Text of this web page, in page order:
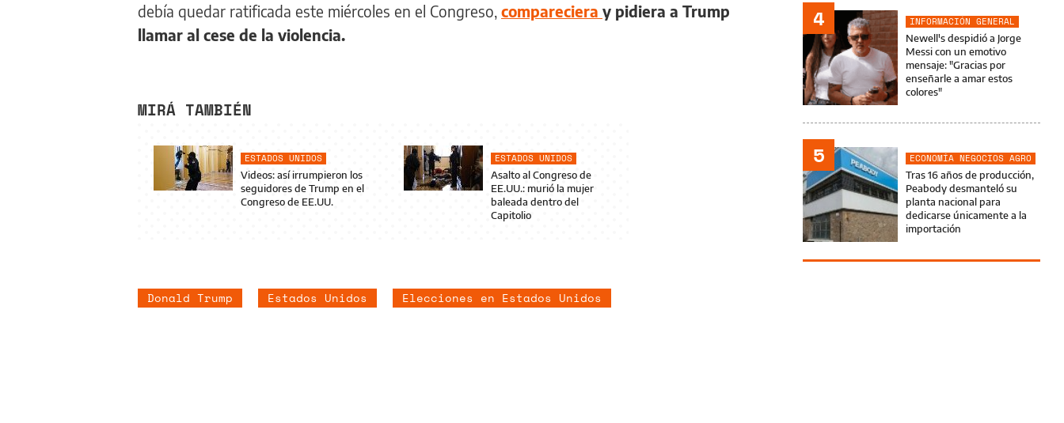
debía quedar ratificada este miércoles en el Congreso, compareciera y pidiera a Trump
llamar al cese de la violencia.
MIRÁ TAMBIÉN
ESTADOS UNIDOS
Videos: así irrumpieron los
seguidores de Trump en el
Congreso de EE.UU.
ESTADOS UNIDOS
Asalto al Congreso de
EE.UU.: murió la mujer
baleada dentro del
Capitolio
Donald Trump Estados Unidos Elecciones en Estados Unidos
4
INFORMACIÓN GENERAL
Newell's despidió a Jorge
Messi con un emotivo
mensaje: "Gracias por
enseñarle a amar estos
colores"
5
ECONOMÍA NEGOCIOS AGRO
Tras 16 años de producción,
Peabody desmanteló su
planta nacional para
dedicarse únicamente a la
importación